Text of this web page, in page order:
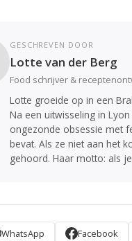
GESCHREVEN DOOR
Lotte van der Berg
Food schrijver &
Lotte groeide op in een
Na een uitwisseling in
ongezonde obsessie met
bevat. Als ze niet aan het
gehoord. Haar motto: als
WhatsApp Facebook